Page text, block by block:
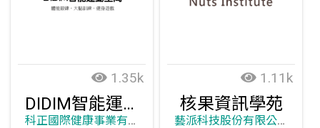
1.35k
DIDIM智能運動空間
科正國際健康事業有限公司
1.11k
核果資訊學苑
藝派科技股份有限公司